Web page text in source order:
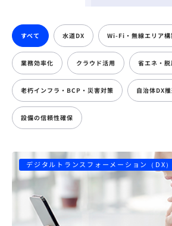
すべて 水道DX Wi-Fi・無線エリア構
業務効率化 クラウド活用 省エネ・脱
老朽インフラ・BCP・災害対策 自治体DX
設備の信頼性確保
デジタルトランスフォーメーション（DX）